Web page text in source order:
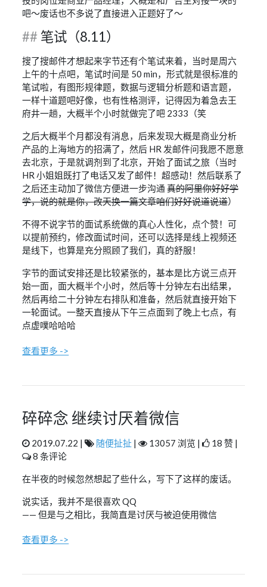
吧～废话也不多说了直接进入正题好了～
笔试（8.11）
搜了搜邮件才想起来字节还有个笔试来着，当时是周六
上午的十点吧，笔试时间是 50 min，形式就是很标准的
笔试啦，有图形规律题，数据与逻辑分析题和语言题，
一样十道题吧好像，也有性格测评，记得因为着急去王
府井一趟，大概半个小时就做完了吧 2333（笑
之后大概半个月都没有消息，后来发现大概是商业分析
产品的上海地方的招满了，然后 HR 发邮件问我愿不愿意
去北京，于是就调剂到了北京，开始了面试之旅（当时
HR 小姐姐既打了电话又发了邮件！超感动！然后联系了
之后还主动加了微信方便进一步沟通真的阿里你好好学
学，说的就是你，改天换一篇文章咱们好好说道说道）
不得不说字节的面试系统做的真心人性化，点个赞！可
以提前预约，修改面试时间，还可以选择是线上视频还
是线下，也算是充分照顾了我们，真的舒服！
字节的面试安排还是比较紧张的，基本是比方说三点开
始一面，面大概半个小时，然后等十分钟左右出结果，
然后再给二十分钟左右排队和准备，然后就直接开始下
一轮面试。一整天直接从下午三点面到了晚上七点，有
点虚噗哈哈哈
查看更多 ->
碎碎念 继续讨厌着微信
2019.07.22 | 随便扯扯 | 13057 浏览 |
18 赞 |
8 条评论
在半夜的时候忽然想起了些什么，写下了这样的废话。
说实话，我并不是很喜欢 QQ
—— 但是与之相比，我简直是讨厌与被迫使用微信
查看更多 ->